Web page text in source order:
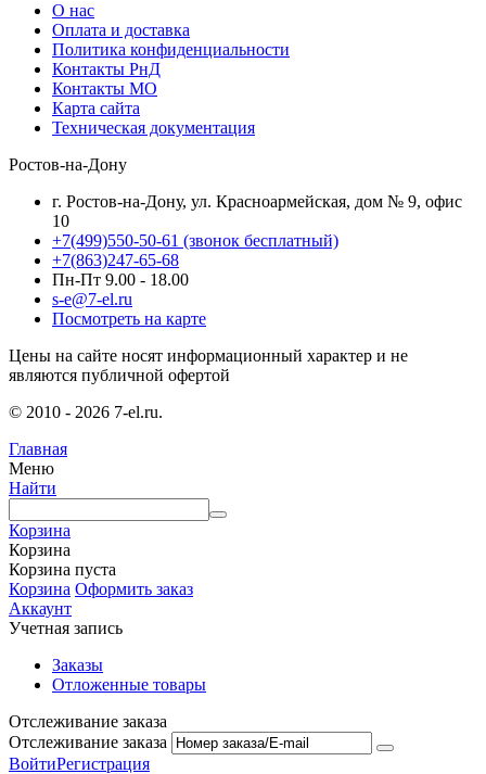
О нас
Оплата и доставка
Политика конфиденциальности
Контакты РнД
Контакты МО
Карта сайта
Техническая документация
Ростов-на-Дону
г. Ростов-на-Дону, ул. Красноармейская, дом № 9, офис
10
+7(499)550-50-61 (звонок бесплатный)
+7(863)247-65-68
Пн-Пт 9.00 - 18.00
s-e@7-el.ru
Посмотреть на карте
Цены на сайте носят информационный характер и не
являются публичной офертой
© 2010 - 2026 7-el.ru.
Главная
Меню
Найти
Корзина
Корзина
Корзина пуста
Корзина Оформить заказ
Аккаунт
Учетная запись
Заказы
Отложенные товары
Отслеживание заказа
Отслеживание заказа
ВойтиРегистрация